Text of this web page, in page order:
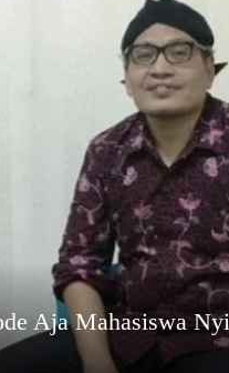
Aja Mahasiswa